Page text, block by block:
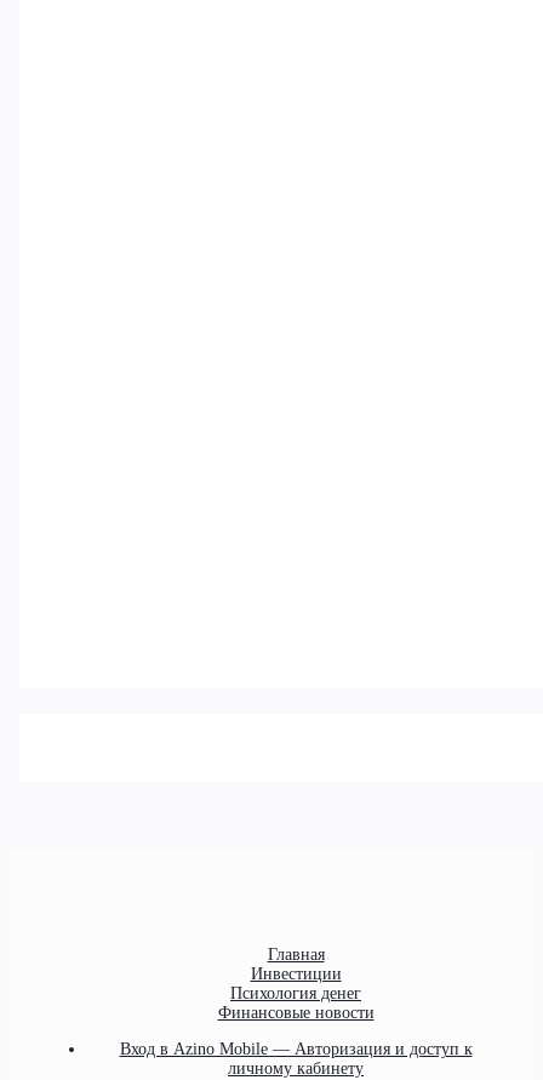
Главная
Инвестиции
Психология денег
Финансовые новости
Вход в Azino Mobile — Авторизация и доступ к
личному кабинету